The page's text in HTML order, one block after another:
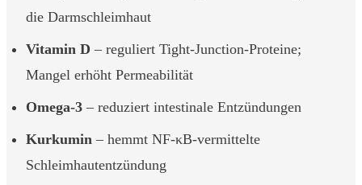
die Darmschleimhaut
Vitamin D – reguliert Tight-Junction-Proteine;
Mangel erhöht Permeabilität
Omega-3 – reduziert intestinale Entzündungen
Kurkumin – hemmt NF-κB-vermittelte
Schleimhautentzündung